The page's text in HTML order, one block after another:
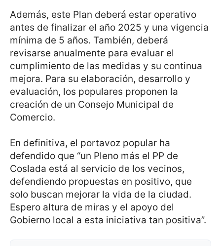
Además, este Plan deberá estar operativo
antes de finalizar el año 2025 y una vigencia
mínima de 5 años. También, deberá
revisarse anualmente para evaluar el
cumplimiento de las medidas y su continua
mejora. Para su elaboración, desarrollo y
evaluación, los populares proponen la
creación de un Consejo Municipal de
Comercio.
En definitiva, el portavoz popular ha
defendido que “un Pleno más el PP de
Coslada está al servicio de los vecinos,
defendiendo propuestas en positivo, que
solo buscan mejorar la vida de la ciudad.
Espero altura de miras y el apoyo del
Gobierno local a esta iniciativa tan positiva”.